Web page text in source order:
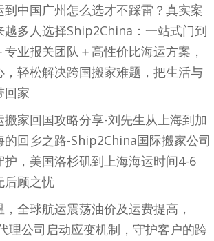
中国广州怎么选才不踩雷？真实案
越多人选择Ship2China：一站式门到
业报关团队＋高性价比海运方案，
轻松解决跨国搬家难题，把生活与
回家
家回国攻略分享-刘先生从上海到加
回乡之路-Ship2China国际搬家公司
，美国洛杉矶到上海海运时间4-6
后顾之忧
全球航运震荡油价及运费提高，
理公司启动应变机制，守护客户的跨